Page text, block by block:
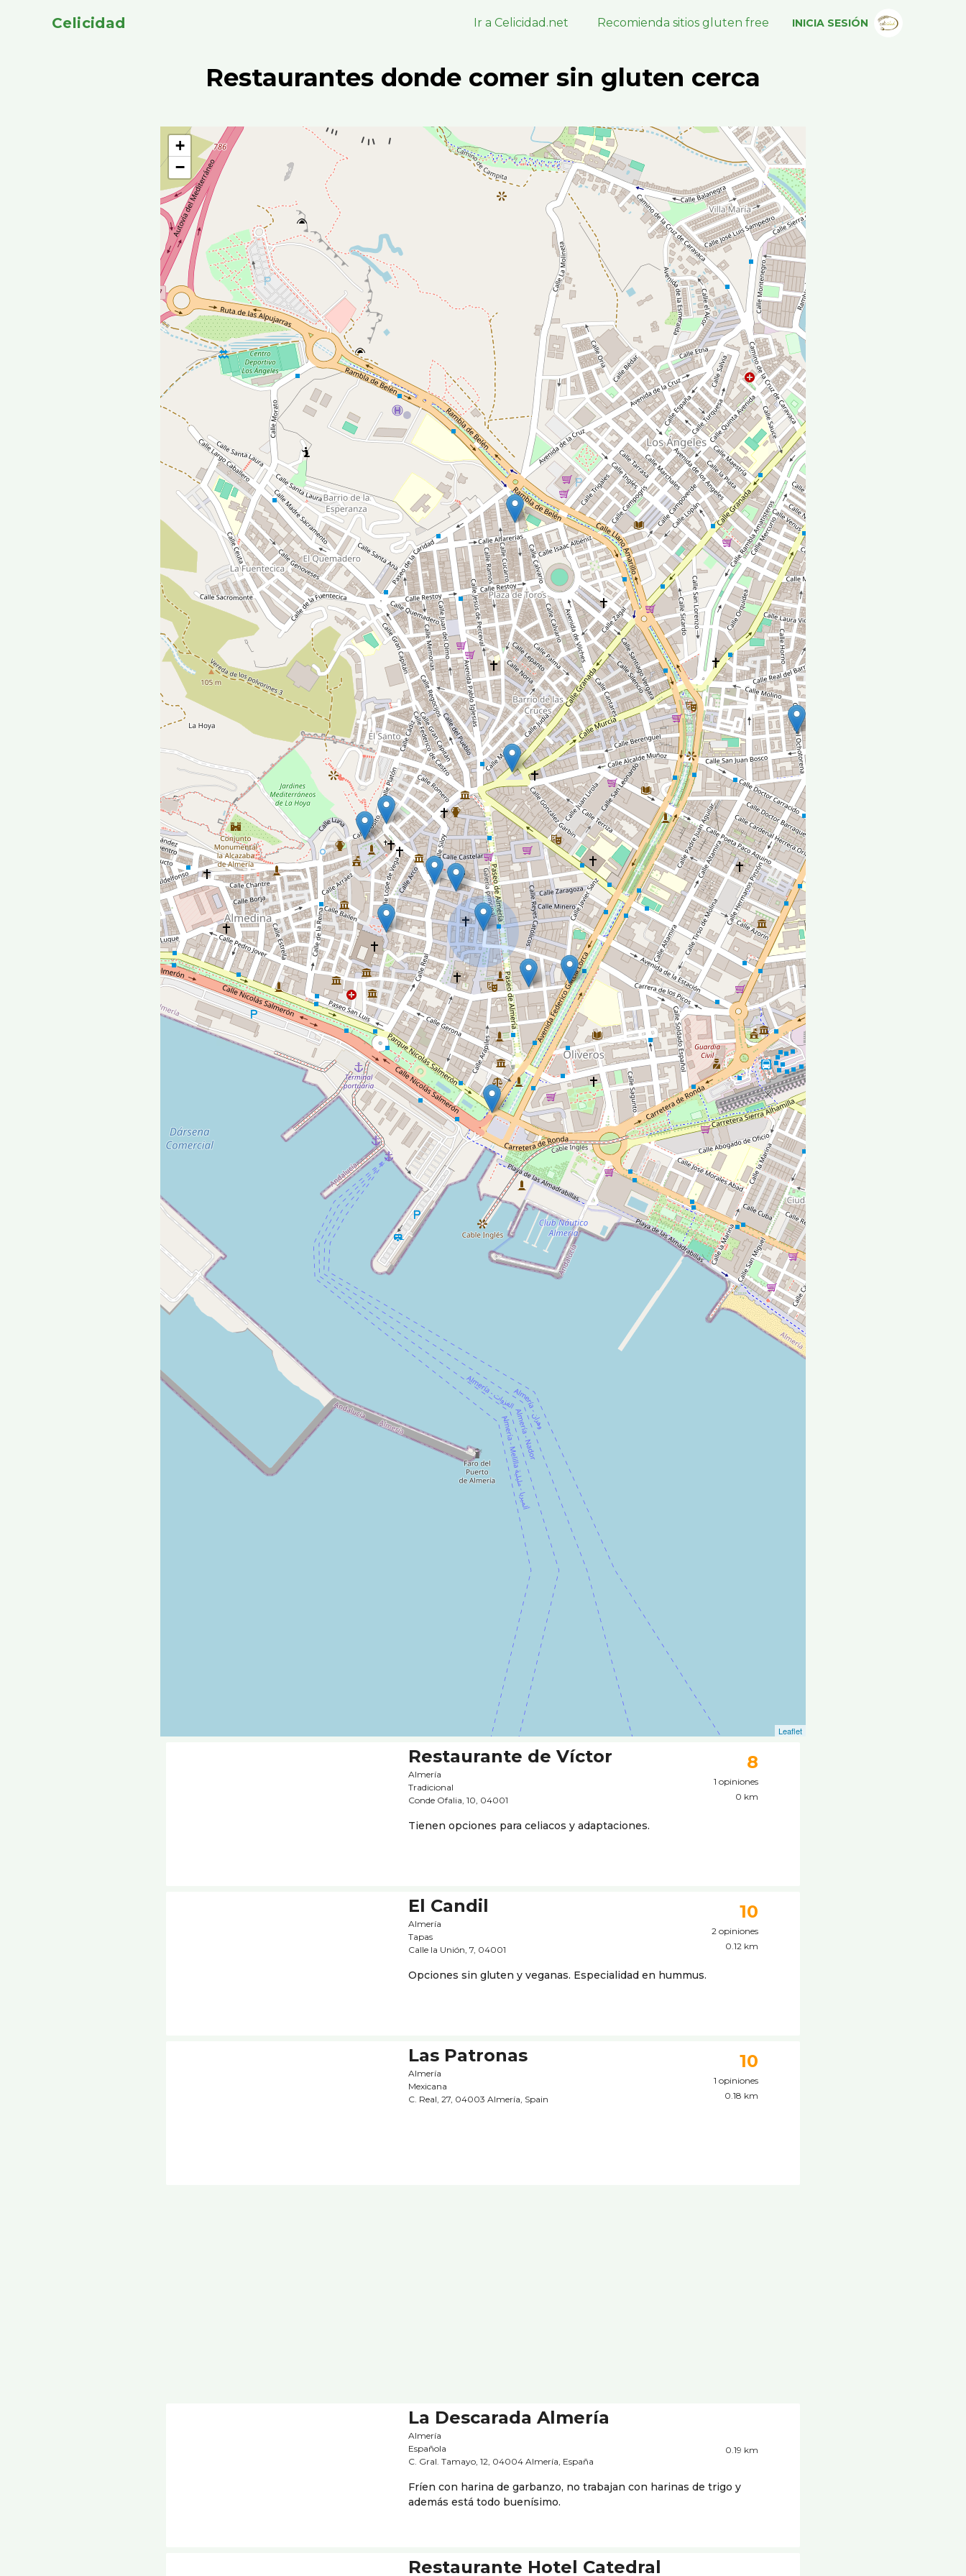
Celicidad Ir a Celicidad.net Recomienda sitios gluten free INICIA SESIÓN
Restaurantes donde comer sin gluten cerca
+
−
Leaflet
Restaurante de Ví­ctor
Almería
Tradicional
Conde Ofalia, 10, 04001
8
1 opiniones
0 km
Tienen opciones para celiacos y adaptaciones.
El Candil
Almería
Tapas
Calle la Unión, 7, 04001
10
2 opiniones
0.12 km
Opciones sin gluten y veganas. Especialidad en hummus.
Las Patronas
Almería
Mexicana
C. Real, 27, 04003 Almería, Spain
10
1 opiniones
0.18 km
La Descarada Almería
Almería
Española
C. Gral. Tamayo, 12, 04004 Almería, España
0.19 km
Fríen con harina de garbanzo, no trabajan con harinas de trigo y
además está todo buenísimo.
Restaurante Hotel Catedral